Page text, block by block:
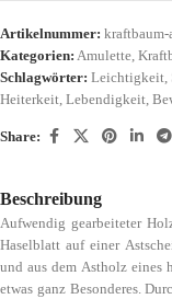
Artikelnummer:
Kategorien: Amulette,
Schlagwörter: Leichtigkeit,
Heiterkeit, Lebendigkeit,
Share:
Beschreibung
Aufwendig gearbeiteter
Haselblatt auf einer
und aus dem Astholz eines
etwas ganz Besonderes.